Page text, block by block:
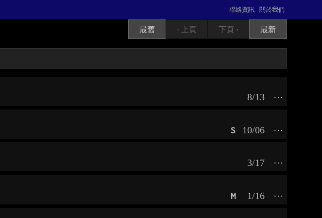
關於我們
聯絡資訊
最舊 ‹ 上頁 下頁 › 最新
⋯
8/13
⋯
10/06
S
⋯
3/17
⋯
1/16
M